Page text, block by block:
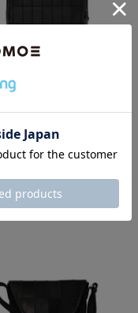
¥ 38,500